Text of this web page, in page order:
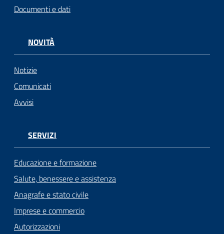
Documenti e dati
NOVITÀ
Notizie
Comunicati
Avvisi
SERVIZI
Educazione e formazione
Salute, benessere e assistenza
Anagrafe e stato civile
Imprese e commercio
Autorizzazioni